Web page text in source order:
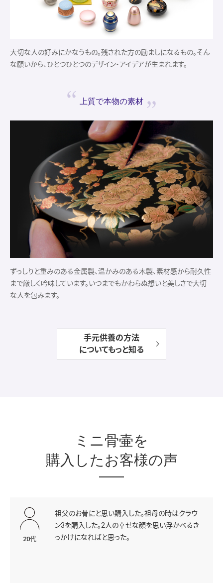
大切な人の好みにかなうもの。残された方の励ましになるもの。そん
な願いから、ひとつひとつのデザイン・アイデアが生まれます。
上質で本物の素材
ずっしりと重みのある金属製、温かみのある木製、素材感から耐久性
まで厳しく吟味しています。いつまでもかわらぬ想いと美しさで大切
な人を包みます。
手元供養の方法
についてもっと知る
ミニ骨壷を
購入したお客様の声
20代
祖父のお骨にと思い購入した。祖母の時はクラウ
ン3を購入した。2人の幸せな顔を思い浮かべるき
っかけになればと思った。